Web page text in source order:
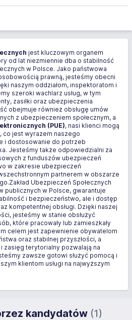
jest kluczowym organem
od lat niezmiennie dba o stabilność
w Polsce. Jako państwowa
prawną, jesteśmy obecni
naszym oddziałom, inspektoratom i
szeroki wachlarz usług, w tym
zasiłki oraz ubezpieczenia
obejmuje również obsługę umów
z ubezpieczeniem społecznym, a
(PUE), nasi klienci mogą
co jest wyrazem naszego
i dostosowanie do potrzeb
Jesteśmy także odpowiedzialni za
z funduszów ubezpieczeń
w zakresie ubezpieczeń
partnerem w obszarze
Ubezpieczeń Społecznych
publicznych w Polsce, gwarantuje
i bezpieczeństwo, ale i dostęp
kompetentnej obsługi. Dzięki naszej
jesteśmy w stanie obsłużyć
które pracowały lub zamieszkały
celem jest zapewnienie obywatelom
oraz stabilnej przyszłości, a
zasięg terytorialny pozwalają na
zawsze gotowi służyć pomocą i
klientom usługi na najwyższym
kandydatów (1)